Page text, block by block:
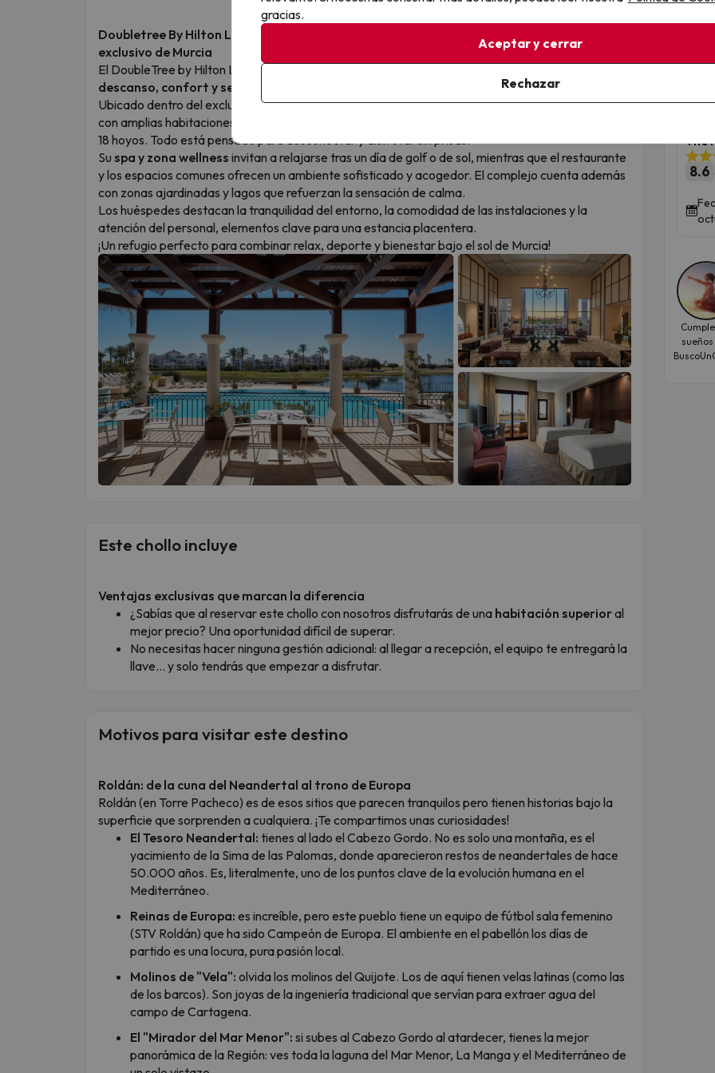
Doubletree By Hilton La Torre Golf Resort 5*: Relax, golf y bienestar en un resort
exclusivo de Murcia
El DoubleTree by Hilton La Torre Golf & SPA es una opciónideal para quienes buscan
descanso, confort y servicios de alto nivel
en un entorno tranquilo y cuidado.
Ubicado dentro del exclusivo resort La Torre Golf, este hotelcombina elegancia y bienestar
con amplias habitaciones, piscina exterior, spa completo y acceso directo a un campo de golf de
18 hoyos. Todo está pensado para desconectar y disfrutar sin prisas.
Su spa y zona wellness invitan a relajarse tras un día de golf o de sol, mientras que el restaurante
y los espacios comunes ofrecen un ambiente sofisticado y acogedor. El complejo cuenta además
con zonas ajardinadas y lagos que refuerzan la sensación de calma.
Los huéspedes destacan la tranquilidad del entorno, la comodidad de las instalaciones y la
atención del personal, elementos clave para una estancia placentera.
¡Un refugio perfecto para combinar relax, deporte y bienestar bajo el sol de Murcia!
Este chollo incluye
Ventajas exclusivas que marcan la diferencia
¿Sabías que al reservar este chollo con nosotros disfrutarás de una habitación superioral
mejor precio? Una oportunidad difícil de superar.
No necesitas hacer ninguna gestión adicional: al llegar a recepción, el equipo te entregará la
llave… y solo tendrás que empezar a disfrutar.
Motivos para visitar este destino
Roldán: de la cuna del Neandertal al trono de Europa
Roldán (en Torre Pacheco) es de esos sitios que parecen tranquilos pero tienen historias bajo la
superficie que sorprenden a cualquiera. ¡Te compartimos unas curiosidades!
El Tesoro Neandertal: tienes al lado el Cabezo Gordo. No es solo una montaña, es el
yacimiento de la Sima de las Palomas, donde aparecieron restos de neandertales de hace
50.000 años. Es, literalmente, uno de los puntos clave de la evolución humana en el
Mediterráneo.
Reinas de Europa: es increíble, pero este pueblo tiene un equipo de fútbol sala femenino
(STV Roldán) que ha sido Campeón de Europa. El ambiente en el pabellón los días de
partido es una locura, pura pasión local.
Molinos de "Vela": olvida los molinos del Quijote. Los de aquí tienen velas latinas (como las
de los barcos). Son joyas de la ingeniería tradicional que servían para extraer agua del
campo de Cartagena.
El "Mirador del Mar Menor": si subes al Cabezo Gordo al atardecer, tienes la mejor
panorámica de la Región: ves toda la laguna del Mar Menor, La Manga y el Mediterráneo de
The
8.6
gracias.
Aceptar y cerrar
Rechazar